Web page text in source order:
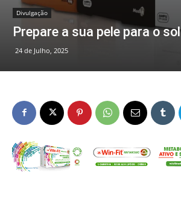
Divulgação
Prepare a sua pele para o sol
24 de Julho, 2025